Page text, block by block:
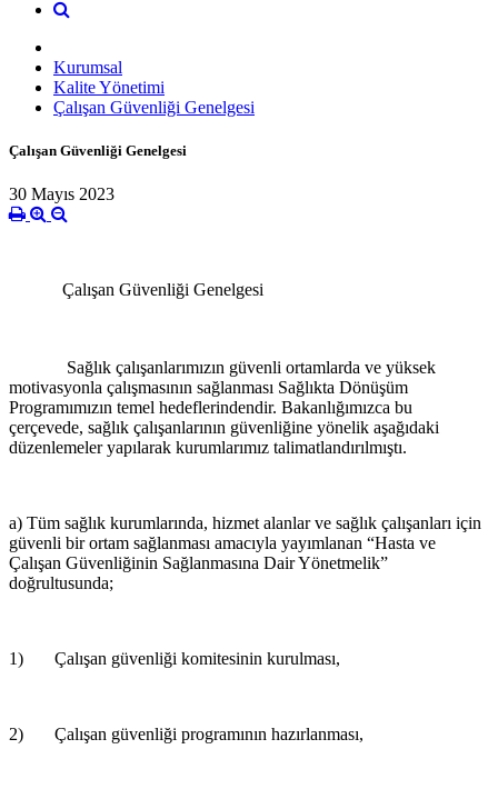
Kurumsal
Kalite Yönetimi
Çalışan Güvenliği Genelgesi
Çalışan Güvenliği Genelgesi
30 Mayıs 2023
Çalışan Güvenliği Genelgesi
Sağlık çalışanlarımızın güvenli ortamlarda ve yüksek
motivasyonla çalışmasının sağlanması Sağlıkta Dönüşüm
Programımızın temel hedeflerindendir. Bakanlığımızca bu
çerçevede, sağlık çalışanlarının güvenliğine yönelik aşağıdaki
düzenlemeler yapılarak kurumlarımız talimatlandırılmıştı.
a) Tüm sağlık kurumlarında, hizmet alanlar ve sağlık çalışanları için
güvenli bir ortam sağlanması amacıyla yayımlanan “Hasta ve
Çalışan Güvenliğinin Sağlanmasına Dair Yönetmelik”
doğrultusunda;
1) Çalışan güvenliği komitesinin kurulması,
2) Çalışan güvenliği programının hazırlanması,